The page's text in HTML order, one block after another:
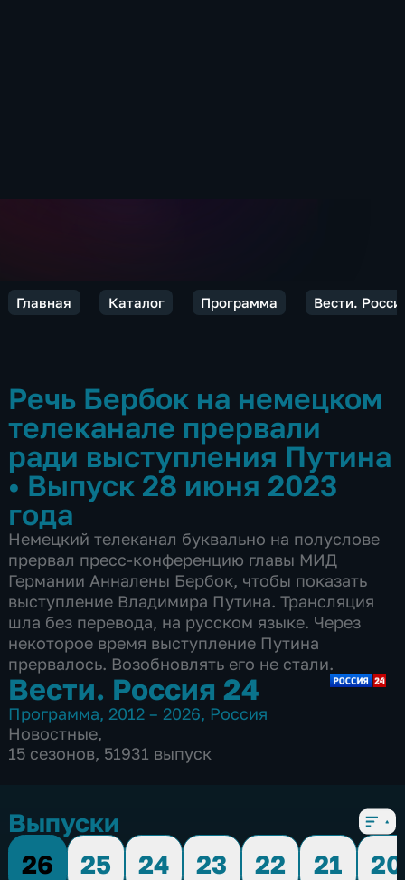
Главная Каталог Программа Вести.
Речь Бербок на немецком
телеканале прервали
ради выступления Путина
• Выпуск 28 июня 2023
года
Немецкий телеканал буквально на полуслове
прервал пресс-конференцию главы МИД
Германии Анналены Бербок, чтобы показать
выступление Владимира Путина. Трансляция
шла без перевода, на русском языке. Через
некоторое время выступление Путина
прервалось. Возобновлять его не стали.
Вести. Россия 24
Программа, 2012 – 2026, Россия
Новостные,
15 сезонов, 51931 выпуск
Выпуски
26
25 24 23 22 21
20